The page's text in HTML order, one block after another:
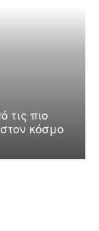
πιο
κόσμο